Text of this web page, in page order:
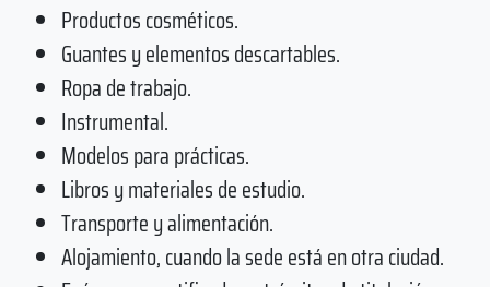
Productos cosméticos.
Guantes y elementos descartables.
Ropa de trabajo.
Instrumental.
Modelos para prácticas.
Libros y materiales de estudio.
Transporte y alimentación.
Alojamiento, cuando la sede está en otra ciudad.